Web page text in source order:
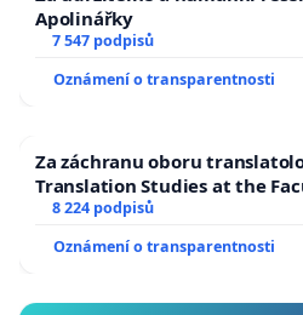
Apolinářky
7 547 podpisů
Oznámení o transparentnosti
Za záchranu oboru
Translation Studies at the
University
8 224 podpisů
Oznámení o transparentnosti